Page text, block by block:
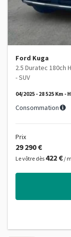
Ford Kuga
2.5 Duratec 180ch
- SUV
04/2025 - 28 525 Km -
Consommation
Prix
29 290 €
Le vôtre dès 422 € /